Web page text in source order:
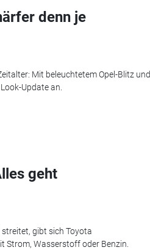
denn je
Mit beleuchtetem Opel-Blitz und
Update an.
geht
gibt sich Toyota
Strom, Wasserstoff oder Benzin.